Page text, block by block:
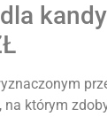
na którym